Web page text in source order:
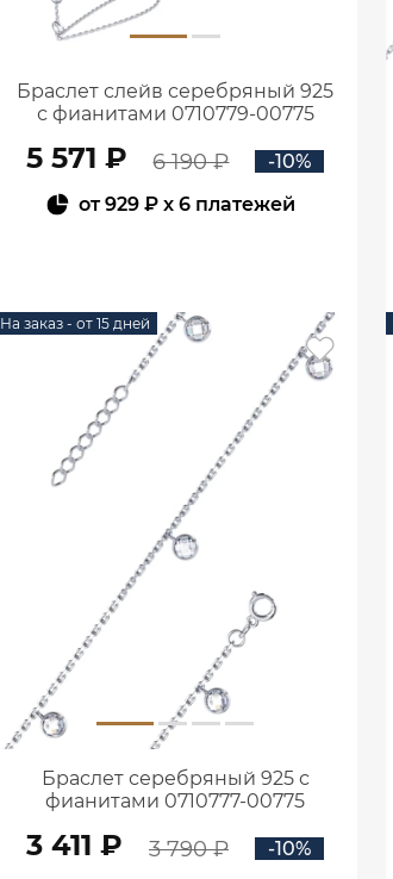
Браслет слейв серебряный 925
с фианитами 0710779-00775
5 571 ₽ 6 190 ₽
-10%
от929 ₽x 6 платежей
На заказ - от 15 дней
Браслет серебряный 925 с
фианитами 0710777-00775
3 411 ₽ 3 790 ₽ -10%